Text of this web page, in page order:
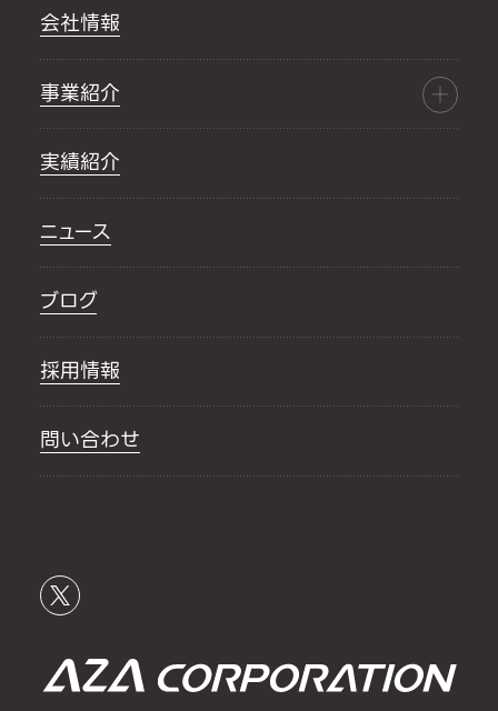
会社情報
事業紹介
実績紹介
ニュース
ブログ
採用情報
問い合わせ